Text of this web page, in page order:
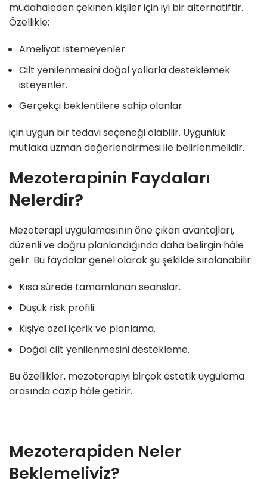
müdahaleden çekinen kişiler için iyi bir alternatiftir.
Özellikle:
Ameliyat istemeyenler.
Cilt yenilenmesini doğal yollarla desteklemek
isteyenler.
Gerçekçi beklentilere sahip olanlar
için uygun bir tedavi seçeneği olabilir. Uygunluk
mutlaka uzman değerlendirmesi ile belirlenmelidir.
Mezoterapinin Faydaları
Nelerdir?
Mezoterapi uygulamasının öne çıkan avantajları,
düzenli ve doğru planlandığında daha belirgin hâle
gelir. Bu faydalar genel olarak şu şekilde sıralanabilir:
Kısa sürede tamamlanan seanslar.
Düşük risk profili.
Kişiye özel içerik ve planlama.
Doğal cilt yenilenmesini destekleme.
Bu özellikler, mezoterapiyi birçok estetik uygulama
arasında cazip hâle getirir.
Mezoterapiden Neler
Beklemeliyiz?